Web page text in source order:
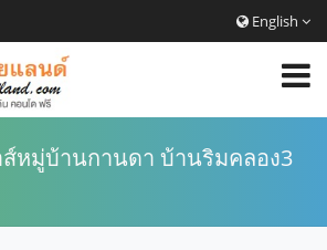
English
ส์หมู่บ้านกานดา บ้านริมคลอง3